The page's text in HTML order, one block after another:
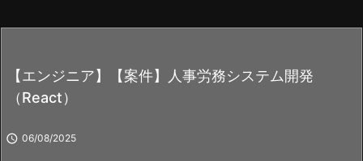
【エンジニア】【案件】人事労務システム開発
（React）
 06/08/2025